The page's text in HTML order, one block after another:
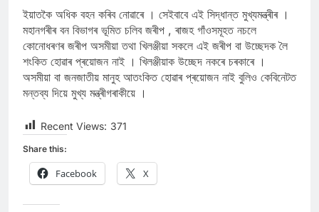
ইয়াতকৈ অধিক বহন কৰিব নোৱাৰে । সেইবাবে এই সিদ্ধান্ত মুখ্যমন্ত্ৰীৰ ।
মহানগৰীৰ বন বিভাগৰ ভূমিত চলিব জৰীপ , ৰাজহ গাঁওসমূহত নচলে
কোনোধৰণৰ জৰীপ অসমীয়া তথা খিলঞ্জীয়া সকলে এই জৰীপ বা উচ্ছেদক লৈ
শংকিত হোৱাৰ প্ৰয়োজন নাই । খিলঞ্জীয়াক উচ্ছেদ নকৰে চৰকাৰে ।
অসমীয়া বা জনজাতীয় মানুহ আতংকিত হোৱাৰ প্ৰয়োজন নাই বুলিও কেবিনেটত
মন্তব্য দিয়ে মুখ্য মন্ত্ৰীগৰাকীয়ে ।
Recent Views: 371
Share this:
Facebook X